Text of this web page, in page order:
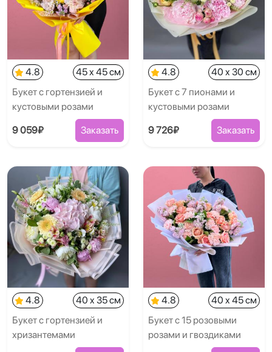
4.8
45 x 45 см
Букет с гортензией и
кустовыми розами
9 059₽ Заказать
4.8
40 x 30 см
Букет с 7 пионами и
кустовыми розами
9 726₽ Заказать
4.8
40 x 35 см
Букет с гортензией и
хризантемами
4.8
40 x 45 см
Букет с 15 розовыми
розами и гвоздиками